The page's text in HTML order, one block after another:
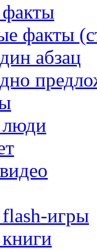
факты
абзац
игры